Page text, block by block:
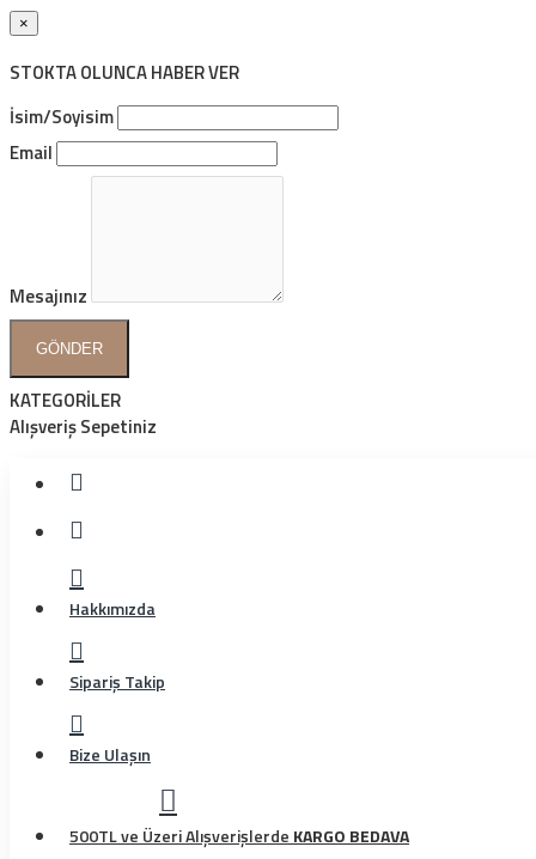
×
STOKTA OLUNCA HABER VER
İsim/Soyisim
Email
Mesajınız
GÖNDER
KATEGORİLER
Alışveriş Sepetiniz
Hakkımızda
Sipariş Takip
Bize Ulaşın
500TL ve Üzeri Alışverişlerde KARGO BEDAVA